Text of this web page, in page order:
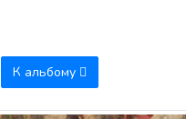
К альбому